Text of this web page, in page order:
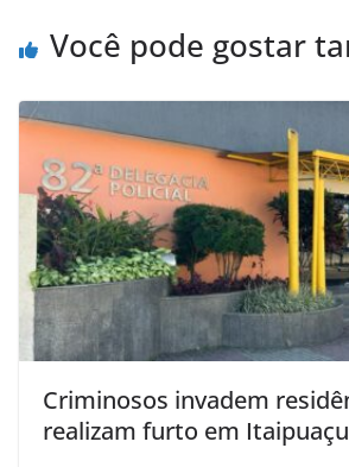
Você pode gostar
Criminosos invadem
realizam furto em Itaipuaçu